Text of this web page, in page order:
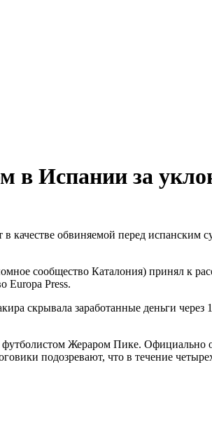
в Испании за
качестве обвиняемой перед
сообщество Каталония) принял к
Europa Press.
скрывала заработанные деньги
Жераром Пике. Официально
подозревают, что в течение